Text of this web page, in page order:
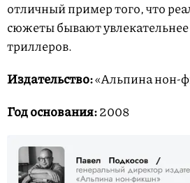
отличный пример того, что
сюжеты бывают
триллеров.
Издательство:«Альпина нон-
Год основания:2008